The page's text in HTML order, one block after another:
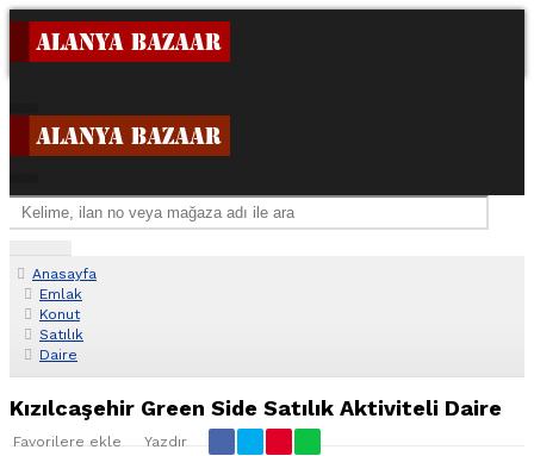
Anasayfa
Emlak
Konut
Satılık
Daire
Kızılcaşehir Green Side Satılık Aktiviteli Daire
Favorilere ekle Yazdır